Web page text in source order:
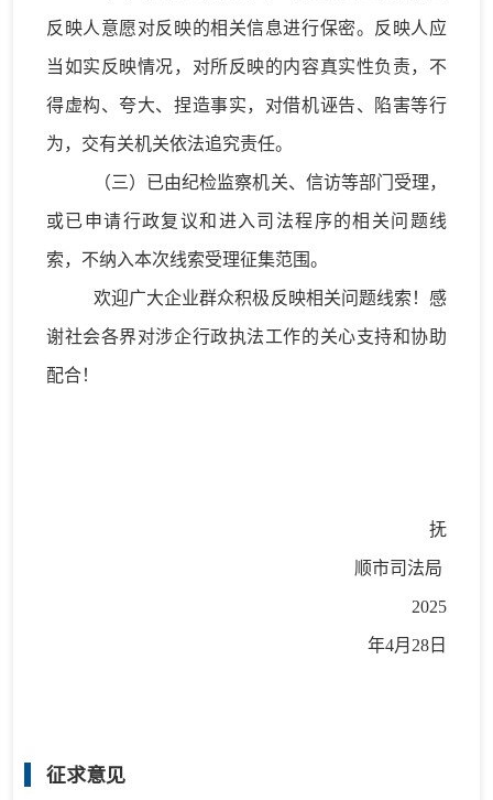
反映人意愿对反映的相关信息进行保密。反映人应
当如实反映情况，对所反映的内容真实性负责，不
得虚构、夸大、捏造事实，对借机诬告、陷害等行
为，交有关机关依法追究责任。
（三） 已由纪检监察机关、信访等部门受理，
或已申请行政复议和进入司法程序的相关问题线
索，不纳入本次线索受理征集范围。
欢迎广大企业群众积极反映相关问题线索！感
谢社会各界对涉企行政执法工作的关心支持和协助
配合！
抚
顺市司法局
2025
年4月28日
征求意见